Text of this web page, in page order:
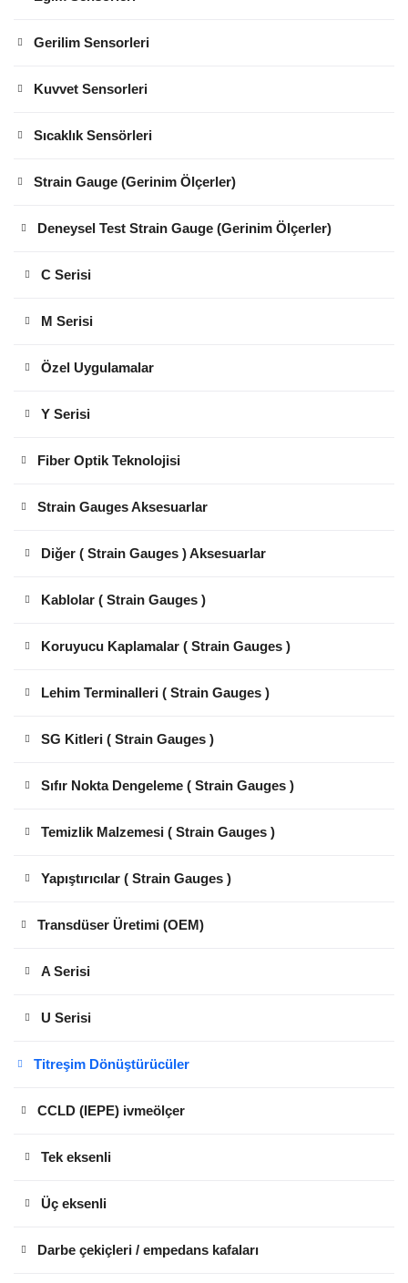
Gerilim Sensorleri
Kuvvet Sensorleri
Sıcaklık Sensörleri
Strain Gauge (Gerinim Ölçerler)
Deneysel Test Strain Gauge (Gerinim Ölçerler)
C Serisi
M Serisi
Özel Uygulamalar
Y Serisi
Fiber Optik Teknolojisi
Strain Gauges Aksesuarlar
Diğer ( Strain Gauges ) Aksesuarlar
Kablolar ( Strain Gauges )
Koruyucu Kaplamalar ( Strain Gauges )
Lehim Terminalleri ( Strain Gauges )
SG Kitleri ( Strain Gauges )
Sıfır Nokta Dengeleme ( Strain Gauges )
Temizlik Malzemesi ( Strain Gauges )
Yapıştırıcılar ( Strain Gauges )
Transdüser Üretimi (OEM)
A Serisi
U Serisi
Titreşim Dönüştürücüler
CCLD (IEPE) ivmeölçer
Tek eksenli
Üç eksenli
Darbe çekiçleri / empedans kafaları